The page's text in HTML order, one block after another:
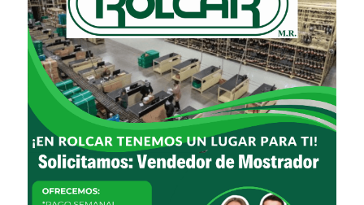
Auditor de calidad
Auxiliar administrativo
AUXILIAR ADMINISTRATIVO CONTABLE
Auxiliar Contable
Auxiliar de almacén